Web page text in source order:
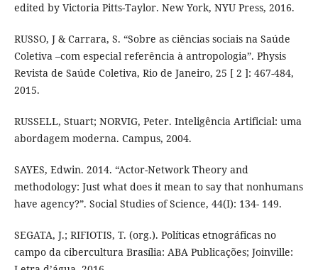
edited by Victoria Pitts-Taylor. New York, NYU Press, 2016.
RUSSO, J & Carrara, S. “Sobre as ciências sociais na Saúde
Coletiva –com especial referência à antropologia”. Physis
Revista de Saúde Coletiva, Rio de Janeiro, 25 [ 2 ]: 467-484,
2015.
RUSSELL, Stuart; NORVIG, Peter. Inteligência Artificial: uma
abordagem moderna. Campus, 2004.
SAYES, Edwin. 2014. “Actor-Network Theory and
methodology: Just what does it mean to say that nonhumans
have agency?”. Social Studies of Science, 44(I): 134- 149.
SEGATA, J.; RIFIOTIS, T. (org.). Políticas etnográficas no
campo da cibercultura Brasília: ABA Publicações; Joinville: